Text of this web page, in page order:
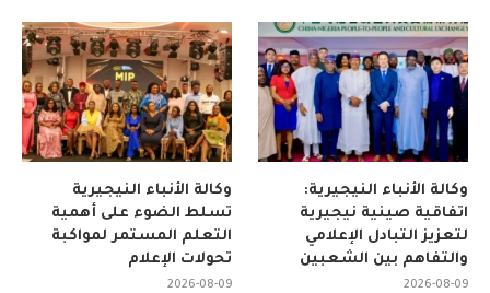
وكالة الأنباء النيجيرية
تسلط الضوء على أهمية
التعلم المستمر لمواكبة
تحولات الإعلام
2026-08-09
وكالة الأنباء النيجيرية:
اتفاقية صينية نيجيرية
لتعزيز التبادل الإعلامي
والتفاهم بين الشعبين
2026-08-09